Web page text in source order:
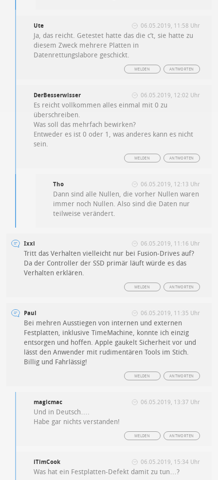
Ute 06.05.2019, 11:58 Uhr
Ja, das reicht. Getestet hatte das die c’t, sie hatte zu
diesem Zweck mehrere Platten in
Datenrettungslabore geschickt.
ANTWORTEN
MELDEN
DerBesserwisser 06.05.2019, 12:02 Uhr
Es reicht vollkommen alles einmal mit 0 zu
überschreiben.
Was soll das mehrfach bewirken?
Entweder es ist 0 oder 1, was anderes kann es nicht
sein.
ANTWORTEN
MELDEN
Tho 06.05.2019, 12:13 Uhr
Dann sind alle Nullen, die vorher Nullen waren
immer noch Nullen. Also sind die Daten nur
teilweise verändert.
Ixxi 06.05.2019, 11:16 Uhr
Tritt das Verhalten vielleicht nur bei Fusion-Drives auf?
Da der Controller der SSD primär läuft würde es das
Verhalten erklären.
ANTWORTEN
MELDEN
Paul 06.05.2019, 11:35 Uhr
Bei mehren Ausstiegen von internen und externen
Festplatten, inklusive TimeMachine, konnte ich einzig
entsorgen und hoffen. Apple gaukelt Sicherheit vor und
lässt den Anwender mit rudimentären Tools im Stich.
Billig und Fahrlässig!
ANTWORTEN
MELDEN
magicmac 06.05.2019, 13:37 Uhr
Und in Deutsch….
Habe gar nichts verstanden!
ANTWORTEN
MELDEN
iTimCook 06.05.2019, 15:34 Uhr
Was hat ein Festplatten-Defekt damit zu tun…?